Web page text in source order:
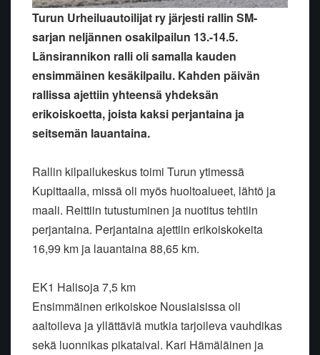
Turun Urheiluautoilijat ry järjesti rallin SM-
sarjan neljännen osakilpailun 13.-14.5.
Länsirannikon ralli oli samalla kauden
ensimmäinen kesäkilpailu. Kahden päivän
rallissa ajettiin yhteensä yhdeksän
erikoiskoetta, joista kaksi perjantaina ja
seitsemän lauantaina.
Rallin kilpailukeskus toimi Turun ytimessä
Kupittaalla, missä oli myös huoltoalueet, lähtö ja
maali. Reittiin tutustuminen ja nuotitus tehtiin
perjantaina. Perjantaina ajettiin erikoiskokeita
16,99 km ja lauantaina 88,65 km.
EK1 Halisoja 7,5 km
Ensimmäinen erikoiskoe Nousiaisissa oli
aaltoileva ja yllättäviä mutkia tarjoileva vauhdikas
sekä luonnikas pikataival. Kari Hämäläinen ja